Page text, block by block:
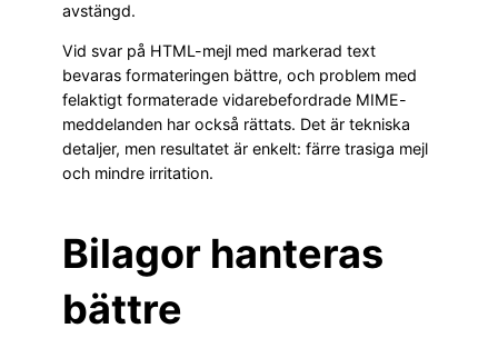
avstängd.
Vid svar på HTML-mejl med markerad text
bevaras formateringen bättre, och problem med
felaktigt formaterade vidarebefordrade MIME-
meddelanden har också rättats. Det är tekniska
detaljer, men resultatet är enkelt: färre trasiga mejl
och mindre irritation.
Bilagor hanteras
bättre